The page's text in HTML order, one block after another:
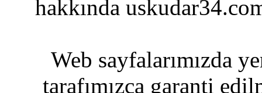
hakkında
Web sayfalarımızda
tarafımızca garanti